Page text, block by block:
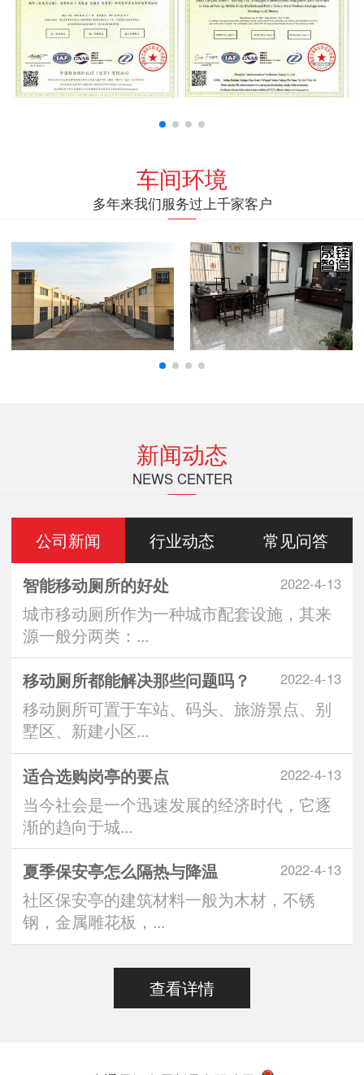
车间环境
多年来我们服务过上千家客户
新闻动态
NEWS CENTER
公司新闻 行业动态 常见问答
2022-4-13
智能移动厕所的好处
城市移动厕所作为一种城市配套设施，其来
源一般分两类：...
2022-4-13
移动厕所都能解决那些问题吗？
移动厕所可置于车站、码头、旅游景点、别
墅区、新建小区...
2022-4-13
适合选购岗亭的要点
当今社会是一个迅速发展的经济时代，它逐
渐的趋向于城...
2022-4-13
夏季保安亭怎么隔热与降温
社区保安亭的建筑材料一般为木材，不锈
钢，金属雕花板，...
查看详情